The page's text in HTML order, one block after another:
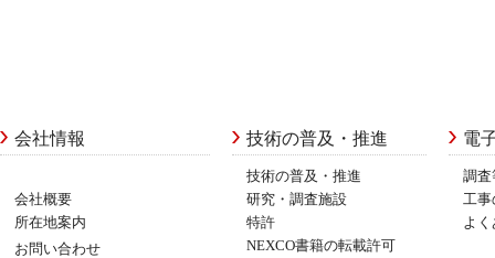
会社情報
会社概要
所在地案内
お問い合わせ
技術の普及・推進
技術の普及・推進
研究・調査施設
特許
NEXCO書籍の転載許可
電
調査
工
よ